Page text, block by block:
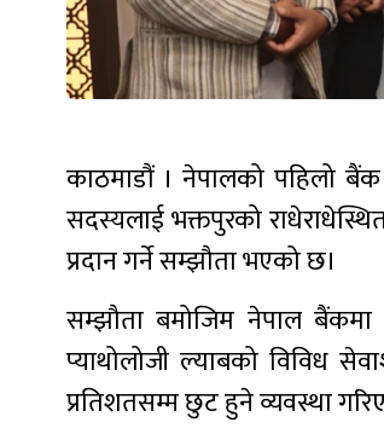
काठमाडौं । नेपालको पहिलो बैंक
सदस्यलाई भक्तपुरको
प्रदान गर्ने सम्झौता भएको छ।
सम्झौता बमोजिम नेपाल बैंकमा
प्याथोलोजी ल्याबको विविध
प्रतिशतसम्म छुट हुने व्यवस्था